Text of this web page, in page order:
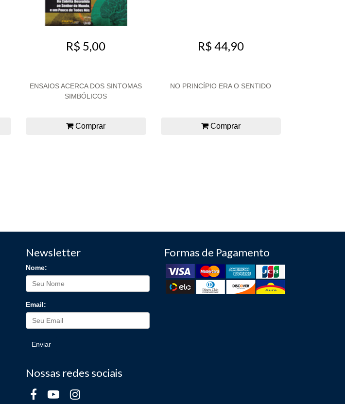
R$ 5,00
ENSAIOS ACERCA DOS SINTOMAS
SIMBÓLICOS
Comprar
R$ 44,90
NO PRINCÍPIO ERA O SENTIDO
Comprar
Newsletter
Nome:
Email:
Enviar
Nossas redes sociais
Formas de Pagamento